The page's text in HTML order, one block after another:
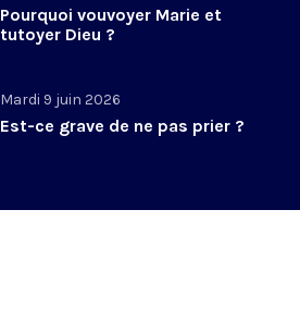
Pourquoi vouvoyer Marie et
tutoyer Dieu ?
Mardi 9 juin 2026
Est-ce grave de ne pas prier ?